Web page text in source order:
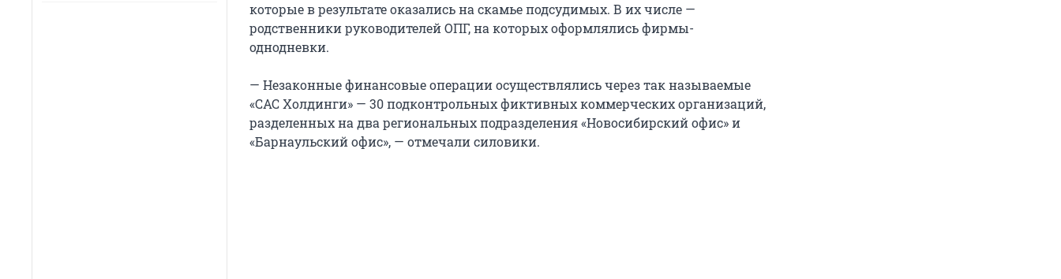
которые в результате оказались на скамье подсудимых. В их числе —
родственники руководителей ОПГ, на которых оформлялись фирмы-
однодневки.
— Незаконные финансовые операции осуществлялись через так называемые
«САС Холдинги» — 30 подконтрольных фиктивных коммерческих организаций,
разделенных на два региональных подразделения «Новосибирский офис» и
«Барнаульский офис», — отмечали силовики.